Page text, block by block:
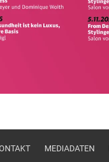
MEDIADATEN